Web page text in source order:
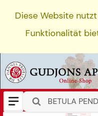
Diese Website
Funktionalität